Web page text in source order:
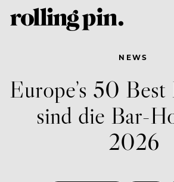
NEWS
Europe’s 50 Best
sind die Bar-
2026